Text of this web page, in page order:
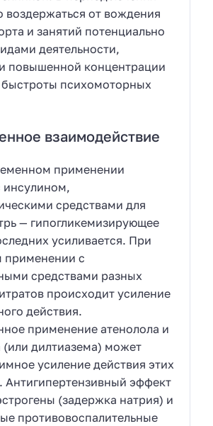
воздержаться от вождения
и занятий потенциально
деятельности,
повышенной концентрации
психомоторных
взаимодействие
применении
инсулином,
средствами для
— гипогликемизирующее
усиливается. При
применении с
средствами разных
происходит усиление
действия.
применение атенолола и
(или дилтиазема) может
усиление действия этих
Антигипертензивный эффект
(задержка натрия) и
противовоспалительные